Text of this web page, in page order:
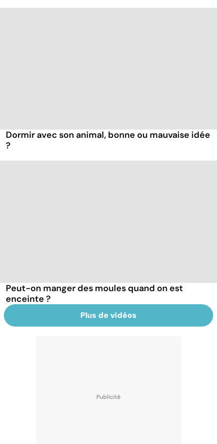
Dormir avec son animal, bonne ou mauvaise idée
?
Peut-on manger des moules quand on est
enceinte ?
Plus de vidéos